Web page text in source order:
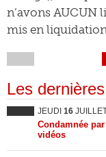
n’avons AUCUN
mis en
Les
JEUDI 16
Condamnée
vidéos